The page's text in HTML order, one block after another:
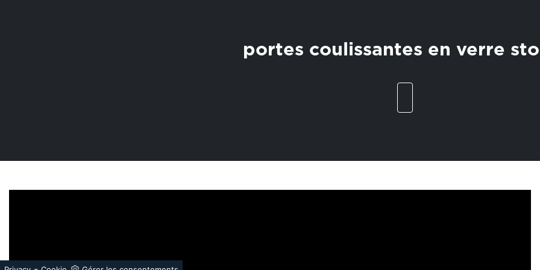
portes coulissantes en verre